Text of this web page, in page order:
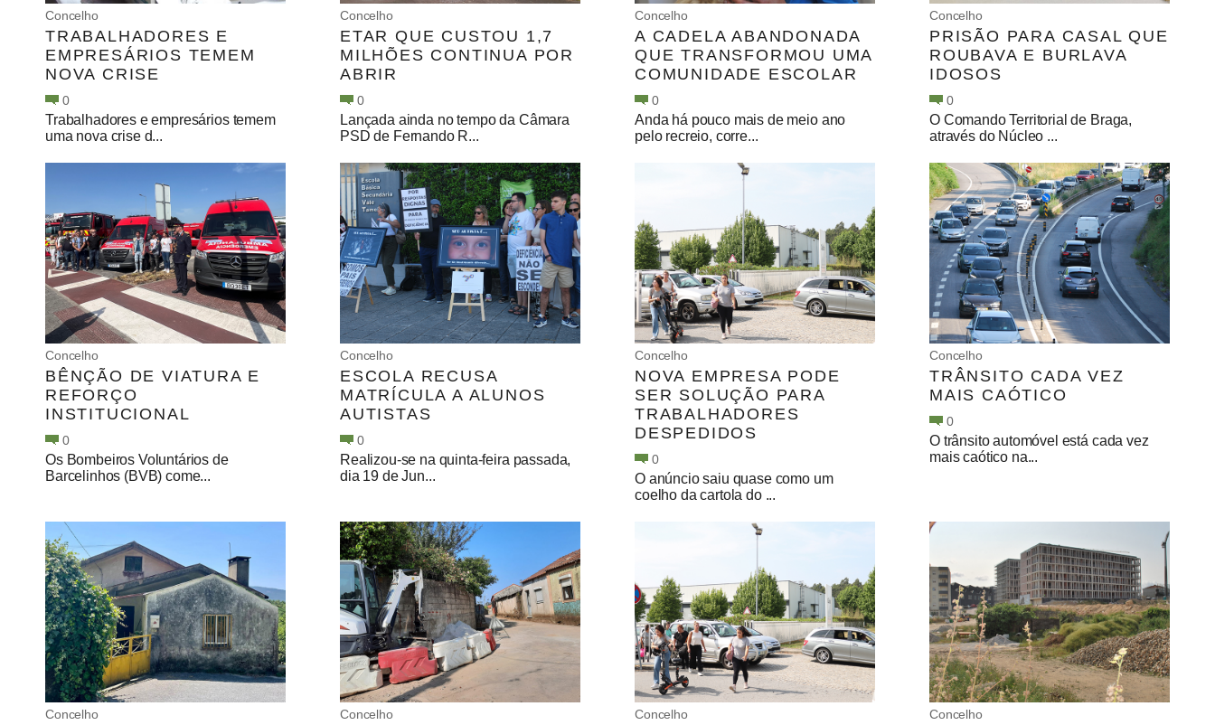
Concelho
TRABALHADORES E
EMPRESÁRIOS TEMEM
NOVA CRISE
0
Trabalhadores e empresários temem
uma nova crise d...
Concelho
ETAR QUE CUSTOU 1,7
MILHÕES CONTINUA POR
ABRIR
0
Lançada ainda no tempo da Câmara
PSD de Fernando R...
Concelho
A CADELA ABANDONADA
QUE TRANSFORMOU UMA
COMUNIDADE ESCOLAR
0
Anda há pouco mais de meio ano
pelo recreio, corre...
Concelho
PRISÃO PARA CASAL QUE
ROUBAVA E BURLAVA
IDOSOS
0
O Comando Territorial de Braga,
através do Núcleo ...
Concelho
BÊNÇÃO DE VIATURA E
REFORÇO
INSTITUCIONAL
0
Os Bombeiros Voluntários de
Barcelinhos (BVB) come...
Concelho
ESCOLA RECUSA
MATRÍCULA A ALUNOS
AUTISTAS
0
Realizou-se na quinta-feira passada,
dia 19 de Jun...
Concelho
NOVA EMPRESA PODE
SER SOLUÇÃO PARA
TRABALHADORES
DESPEDIDOS
0
O anúncio saiu quase como um
coelho da cartola do ...
Concelho
TRÂNSITO CADA VEZ
MAIS CAÓTICO
0
O trânsito automóvel está cada vez
mais caótico na...
Concelho Concelho Concelho Concelho